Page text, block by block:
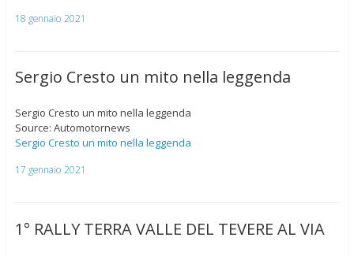
18 gennaio 2021
Sergio Cresto un mito nella leggenda
Sergio Cresto un mito nella leggenda
Source: Automotornews
Sergio Cresto un mito nella leggenda
17 gennaio 2021
1° RALLY TERRA VALLE DEL TEVERE AL VIA